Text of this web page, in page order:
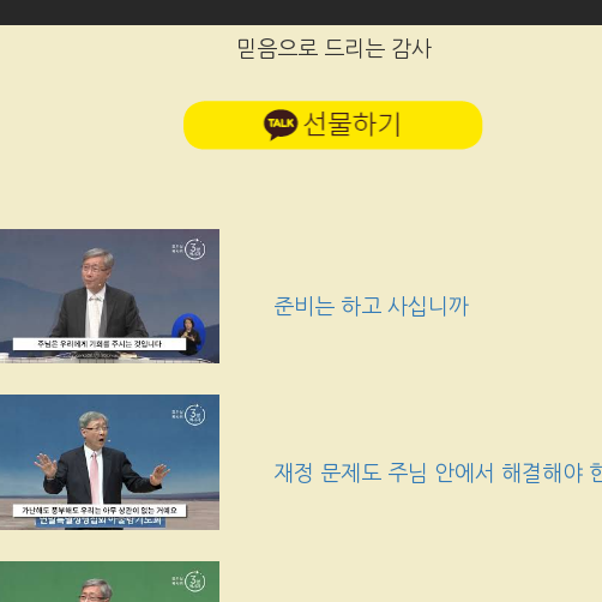
믿음으로 드리는 감사
준비는 하고 사십니까
재정 문제도 주님 안에서 해결해야